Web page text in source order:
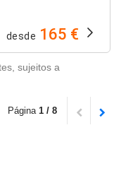
desde 165 €
sujeitos a
Página 1 / 8